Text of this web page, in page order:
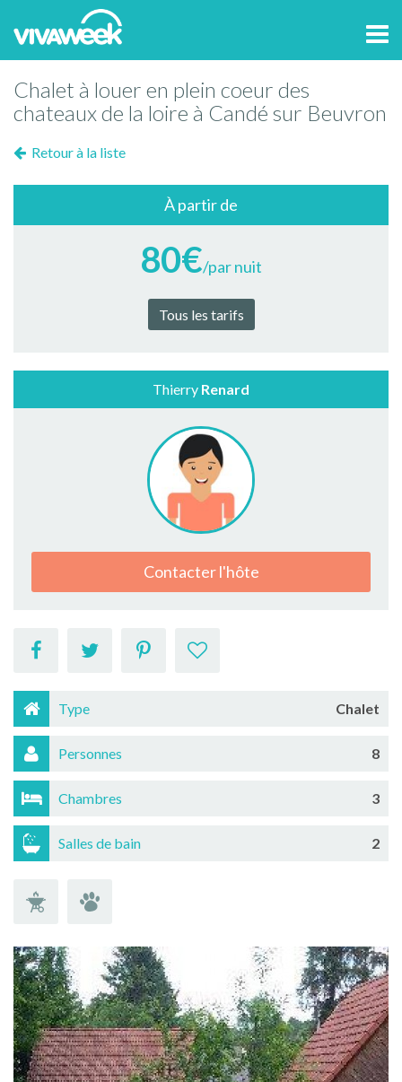
Chalet à louer en plein coeur des
chateaux de la loire à Candé sur Beuvron
Retour à la liste
À partir de
80€/par nuit
Tous les tarifs
Thierry Renard
Contacter l'hôte
Type Chalet
Personnes 8
Chambres 3
Salles de bain 2